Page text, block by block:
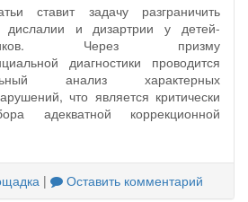
ставит задачу разграничить
дислалии и дизартрии у детей-
Через призму
диагностики проводится
анализ характерных
что является критически
адекватной коррекционной
| Оставить комментарий